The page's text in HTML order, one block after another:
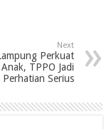
Next
Perkuat
TPPO Jadi
Perhatian Serius